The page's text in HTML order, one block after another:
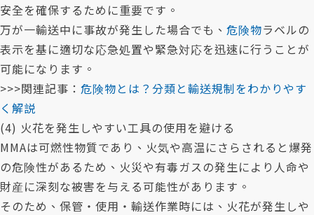
安全を確保するために重要です。
万が一輸送中に事故が発生した場合でも、 危険物ラベルの
表示を基に適切な応急処置や緊急対応を迅速に行うことが
可能になります。
>>>関連記事： 危険物とは？分類と輸送規制をわかりやす
く解説
(4) 火花を発生しやすい工具の使用を避ける
MMAは可燃性物質であり、火気や高温にさらされると爆発
の危険性があるため、火災や有毒ガスの発生により人命や
財産に深刻な被害を与える可能性があります。
そのため、保管・使用・輸送作業時には、火花が発生しや